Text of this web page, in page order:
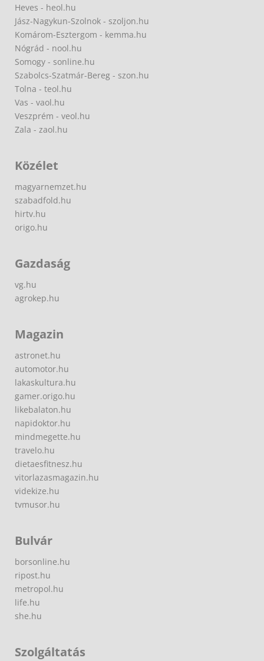
Heves - heol.hu
Jász-Nagykun-Szolnok - szoljon.hu
Komárom-Esztergom - kemma.hu
Nógrád - nool.hu
Somogy - sonline.hu
Szabolcs-Szatmár-Bereg - szon.hu
Tolna - teol.hu
Vas - vaol.hu
Veszprém - veol.hu
Zala - zaol.hu
Közélet
magyarnemzet.hu
szabadfold.hu
hirtv.hu
origo.hu
Gazdaság
vg.hu
agrokep.hu
Magazin
astronet.hu
automotor.hu
lakaskultura.hu
gamer.origo.hu
likebalaton.hu
napidoktor.hu
mindmegette.hu
travelo.hu
dietaesfitnesz.hu
vitorlazasmagazin.hu
videkize.hu
tvmusor.hu
Bulvár
borsonline.hu
ripost.hu
metropol.hu
life.hu
she.hu
Szolgáltatás